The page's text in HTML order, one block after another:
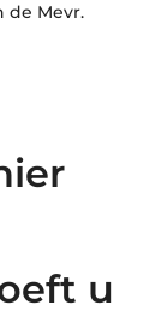
de Mevr.
u